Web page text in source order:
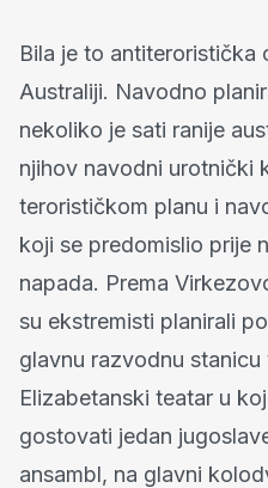
Bila je to antiteroristička
Australiji. Navodno
nekoliko je sati ranije
njihov navodni urotnički
terorističkom planu i
koji se predomislio prije
napada. Prema
su ekstremisti planirali
glavnu razvodnu
Elizabetanski teatar u
gostovati jedan
ansambl, na glavni